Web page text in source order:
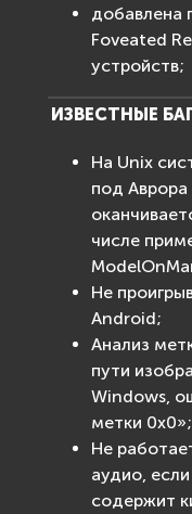
добавлена
Foveated
устройств;
ИЗВЕСТНЫЕ
На Unix
под Аврора
числе
Не
Android;
Анализ
пути
Windows,
метки 0х0»;
Не
аудио,
содержит